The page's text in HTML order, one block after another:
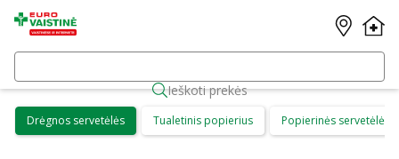
Ieškoti prekės
Drėgnos servetėlės Tualetinis popierius Popierinės servetėlės